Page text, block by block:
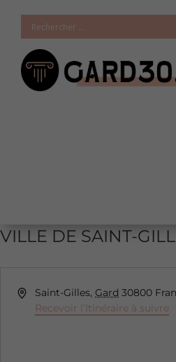
VILLE DE SAINT-
AdresseSaint-Gilles, Gard 30800
Recevoir l’Itinéraire à suivre